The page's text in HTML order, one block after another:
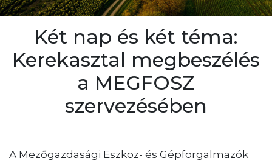
Két nap és két téma:
Kerekasztal megbeszélés
a MEGFOSZ
szervezésében
A Mezőgazdasági Eszköz- és Gépforgalmazók